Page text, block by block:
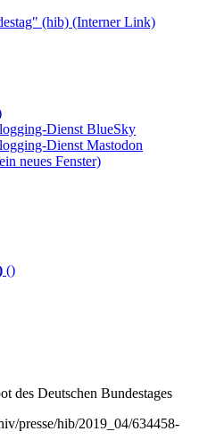
(hib) (Interner Link)
Dienst BlueSky
Dienst Mastodon
neues Fenster)
()
des Deutschen Bundestages
presse/hib/2019_04/634458-